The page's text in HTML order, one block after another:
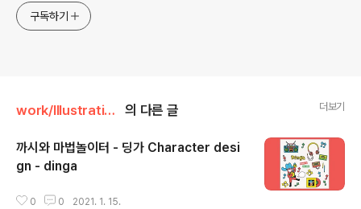
구독하기
work/Illustration &Character 의 다른 글 더보기
까시와 마법놀이터 - 딩가 Character desi
gn - dinga
0 0 2021. 1. 15.